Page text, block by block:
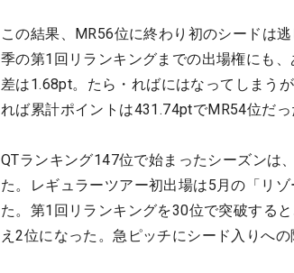
この結果、MR56位に終わり初のシードは
季の第1回リランキングまでの出場権にも
差は1.68pt。たら・ればにはなってしまう
れば累計ポイントは431.74ptでMR54位だっ
QTランキング147位で始まったシーズンは
た。レギュラーツアー初出場は5月の「リ
た。第1回リランキングを30位で突破する
え2位になった。急ピッチにシード入りへ